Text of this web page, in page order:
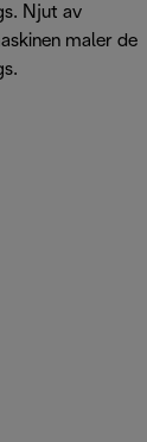
Njut av
maler de